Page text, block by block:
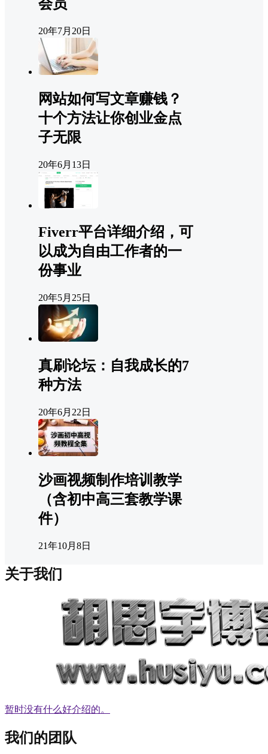
会员
20年7月20日
网站如何写文章赚钱？
十个方法让你创业金点
子无限
20年6月13日
Fiverr平台详细介绍，可
以成为自由工作者的一
份事业
20年5月25日
真刷论坛：自我成长的7
种方法
20年6月22日
沙画视频制作培训教学
（含初中高三套教学课
件）
21年10月8日
关于我们
暂时没有什么好介绍的。
我们的团队